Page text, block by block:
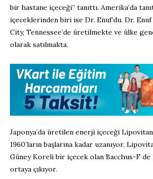
bir hastane içeceği” tanıttı. Amerika’da
içeceklerinden biri ise Dr. Enuf’du. Dr.
City, Tennessee’de üretilmekte ve ülke
olarak satılmakta.
Japonya’da üretilen enerji içeceği
1960’ların başlarına kadar uzanıyor.
Güney Koreli bir içecek olan Bacchus-F de
ortaya çıkıyor.